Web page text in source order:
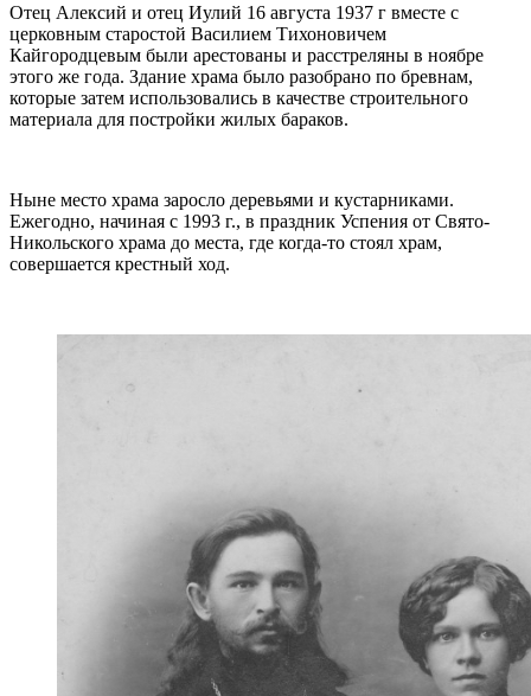
Отец Алексий и отец Иулий 16 августа 1937 г вместе с
церковным старостой Василием Тихоновичем
Кайгородцевым были арестованы и расстреляны в ноябре
этого же года. Здание храма было разобрано по бревнам,
которые затем использовались в качестве строительного
материала для постройки жилых бараков.
Ныне место храма заросло деревьями и кустарниками.
Ежегодно, начиная с 1993 г., в праздник Успения от Свято-
Никольского храма до места, где когда-то стоял храм,
совершается крестный ход.